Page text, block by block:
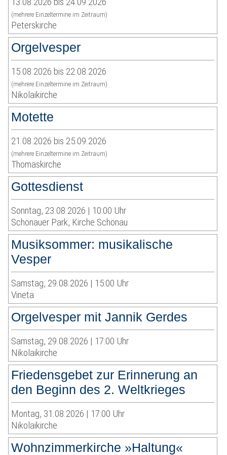
(mehrere Einzeltermine im Zeitraum)
Peterskirche
Orgelvesper
15.08.2026 bis 22.08.2026
(mehrere Einzeltermine im Zeitraum)
Nikolaikirche
Motette
21.08.2026 bis 25.09.2026
(mehrere Einzeltermine im Zeitraum)
Thomaskirche
Gottesdienst
Sonntag, 23.08.2026 | 10:00 Uhr
Schönauer Park, Kirche Schönau
Musiksommer: musikalische
Vesper
Samstag, 29.08.2026 | 15:00 Uhr
Vineta
Orgelvesper mit Jannik Gerdes
Samstag, 29.08.2026 | 17:00 Uhr
Nikolaikirche
Friedensgebet zur Erinnerung an
den Beginn des 2. Weltkrieges
Montag, 31.08.2026 | 17:00 Uhr
Nikolaikirche
Wohnzimmerkirche »Haltung«